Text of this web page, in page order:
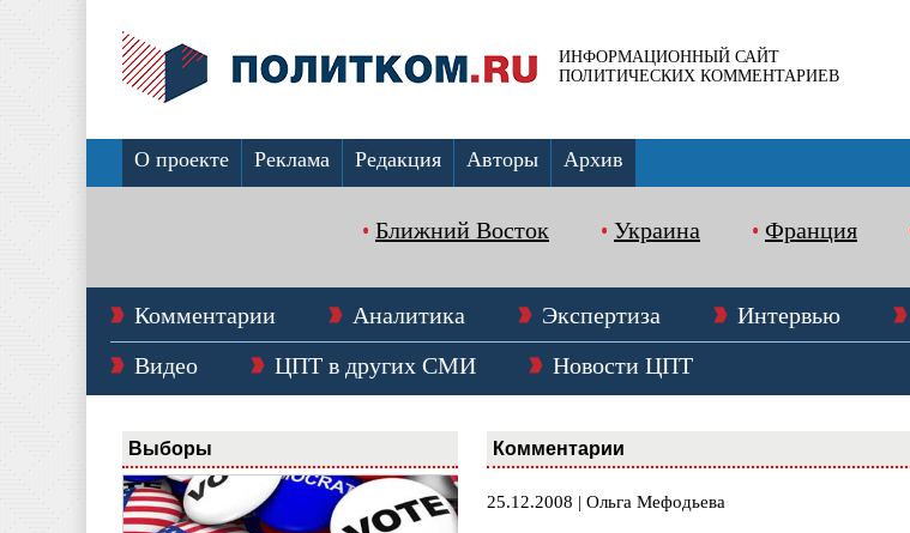
ИНФОРМАЦИОННЫЙ САЙТ
ПОЛИТИЧЕСКИХ КОММЕНТАРИЕВ
О проекте Реклама Редакция Авторы Архив
Ближний Восток Украина Франция
Комментарии Аналитика Экспертиза Интервью
Видео
ЦПТ в других СМИ Новости ЦПТ
Выборы Комментарии
25.12.2008 | Ольга Мефодьева